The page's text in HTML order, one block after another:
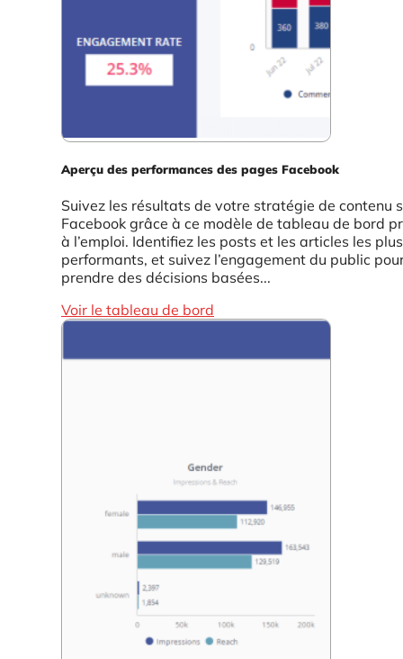
Aperçu des performances des pages Facebook
Suivez les résultats de votre stratégie de contenu
Facebook grâce à ce modèle de tableau de bord
à l’emploi. Identifiez les posts et les articles les plus
performants, et suivez l’engagement du public
prendre des décisions basées...
Voir le tableau de bord